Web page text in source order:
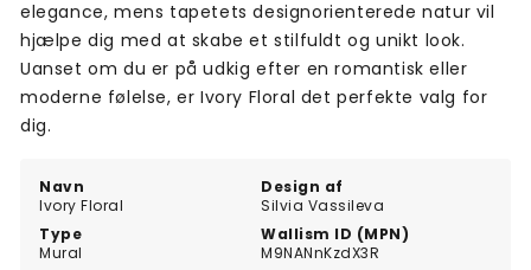
Navn
Ivory Floral
Design af
Silvia Vassileva
Type
Mural
Wallism ID (MPN)
M9NANnKzdX3R
elegance, mens tapetets designorienterede natur vil
hjælpe dig med at skabe et stilfuldt og unikt look.
Uanset om du er på udkig efter en romantisk eller
moderne følelse, er Ivory Floral det perfekte valg for
dig.